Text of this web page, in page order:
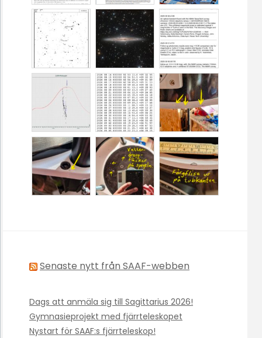
Senaste nytt från SAAF-webben
Dags att anmäla sig till Sagittarius 2026!
Gymnasieprojekt med fjärrteleskopet
Nystart för SAAF:s fjärrteleskop!